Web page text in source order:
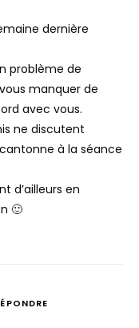
dernière
problème de
manquer de
avec vous.
ne discutent
à la séance
d’ailleurs en
🙂